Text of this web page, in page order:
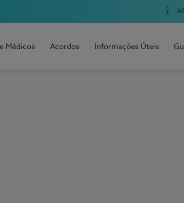
Médicos Acordos Informações Úteis